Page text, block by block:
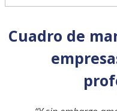
Cuadro de